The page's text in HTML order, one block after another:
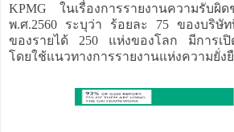
KPMG ในเรื่องการรายงานความรับผิ
พ.ศ.2560 ระบุว่า ร้อยละ 75 ของบริษั
ของรายได้ 250 แห่งของโลก มีการเปิ
โดยใช้แนวทางการรายงานแห่งความยั่ง